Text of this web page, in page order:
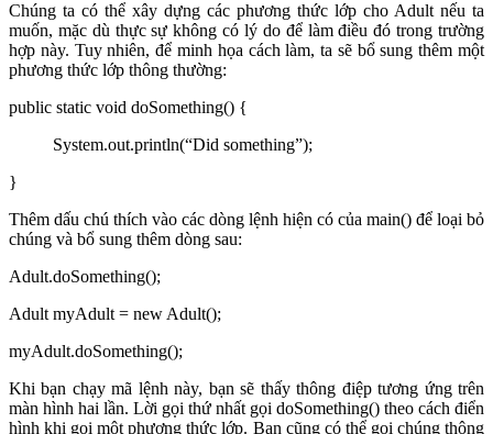
Chúng ta có thể xây dựng các phương thức lớp cho Adult nếu ta
muốn, mặc dù thực sự không có lý do để làm điều đó trong trường
hợp này. Tuy nhiên, để minh họa cách làm, ta sẽ bổ sung thêm một
phương thức lớp thông thường:
public static void doSomething() {
System.out.println(“Did something”);
}
Thêm dấu chú thích vào các dòng lệnh hiện có của main() để loại bỏ
chúng và bổ sung thêm dòng sau:
Adult.doSomething();
Adult myAdult = new Adult();
myAdult.doSomething();
Khi bạn chạy mã lệnh này, bạn sẽ thấy thông điệp tương ứng trên
màn hình hai lần. Lời gọi thứ nhất gọi doSomething() theo cách điển
hình khi gọi một phương thức lớp. Bạn cũng có thể gọi chúng thông